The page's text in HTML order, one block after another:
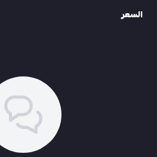
بيزون ماكس
متاح التغير
السعر